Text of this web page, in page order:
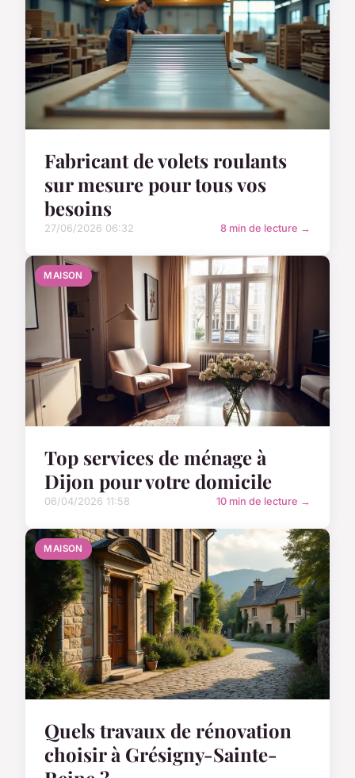
Fabricant de volets roulants
sur mesure pour tous vos
besoins
27/06/2026 06:32 8 min de lecture →
MAISON
Top services de ménage à
Dijon pour votre domicile
06/04/2026 11:58 10 min de lecture →
MAISON
Quels travaux de rénovation
choisir à Grésigny-Sainte-